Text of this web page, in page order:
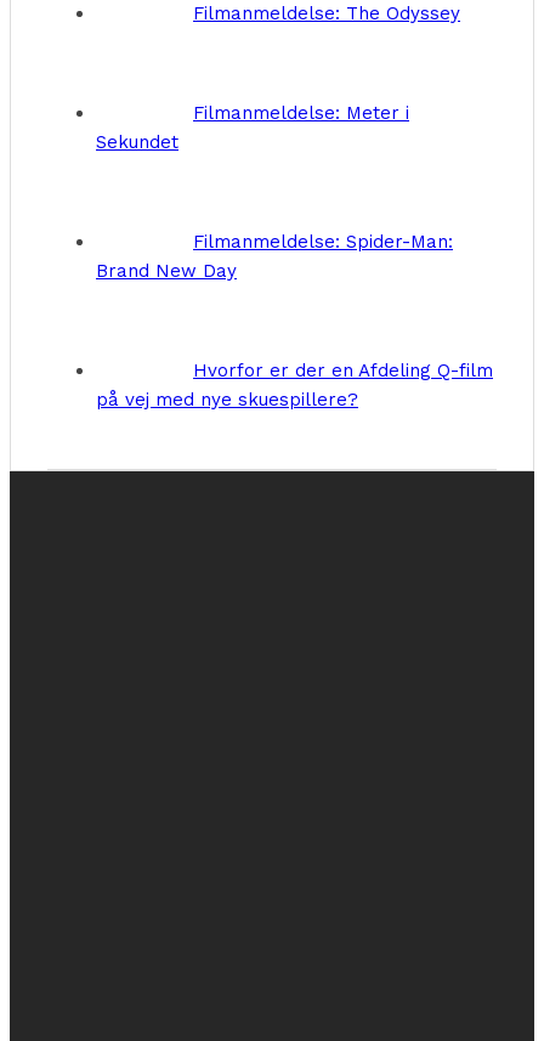
Filmanmeldelse: The Odyssey
Filmanmeldelse: Meter i
Sekundet
Filmanmeldelse: Spider-Man:
Brand New Day
Hvorfor er der en Afdeling Q-film
på vej med nye skuespillere?